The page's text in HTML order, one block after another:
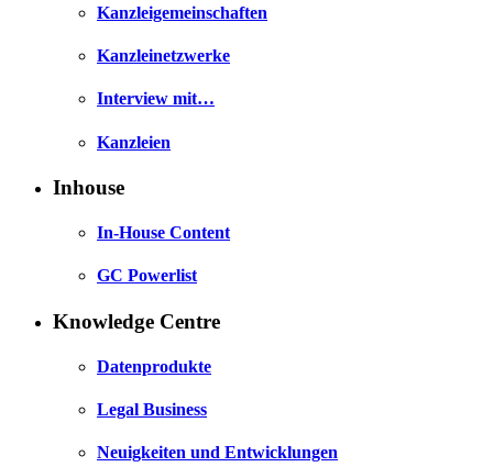
Kanzleigemeinschaften
Kanzleinetzwerke
Interview mit…
Kanzleien
Inhouse
In-House Content
GC Powerlist
Knowledge Centre
Datenprodukte
Legal Business
Neuigkeiten und Entwicklungen